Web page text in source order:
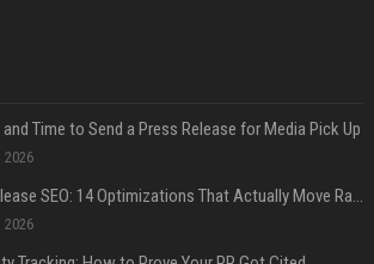
Time to Send a Press Release for Media Pick Up
2026
Press Release SEO: 14 Optimizations That Actually Move Rankings
2026